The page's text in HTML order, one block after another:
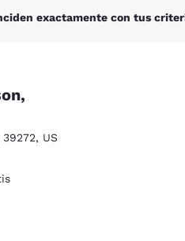
exactamente con tus
39272, US